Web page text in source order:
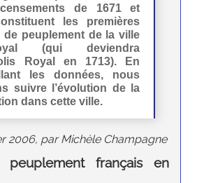
de 1671 et
les premières
de peuplement de la ville
(qui deviendra
Royal en 1713). En
les données, nous
suivre l’évolution de la
dans cette ville.
2006, par Michèle Champagne
peuplement français en